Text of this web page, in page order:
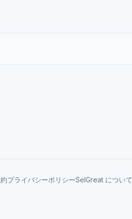
プライバシーポリシーSelGreat について